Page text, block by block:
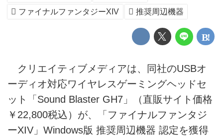
ファイナルファンタジーXIV
推奨周辺機器
クリエイティブメディアは、同社のUSBオ
ーディオ対応ワイヤレスゲーミングヘッドセ
ット「Sound Blaster GH7」（直販サイト価格
￥22,800税込）が、「ファイナルファンタジ
ーXIV」Windows版 推奨周辺機器 認定を獲得